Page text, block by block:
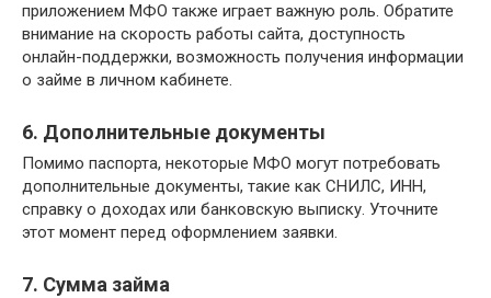
приложением МФО также играет важную роль. Обратите
внимание на скорость работы сайта, доступность
онлайн-поддержки, возможность получения информации
о займе в личном кабинете.
6. Дополнительные документы
Помимо паспорта, некоторые МФО могут потребовать
дополнительные документы, такие как СНИЛС, ИНН,
справку о доходах или банковскую выписку. Уточните
этот момент перед оформлением заявки.
7. Сумма займа